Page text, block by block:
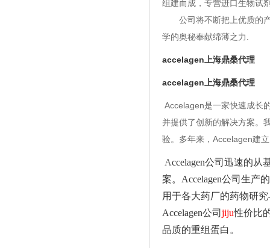
组建而成，专营进口生物试
公司将不断把上优质的
学的奥秘奉献绵薄之力.
accelagen上海鼎桑代理
accelagen上海鼎桑代理
Accelagen是一家快速成长
并提供了创新的解决方案。
验。多年来，Accelagen建
Accelagen公司迅速的从
案。Accelagen公司生产
用于各大药厂的药物研究
Accelagen公司 jiju性价比
品质的重组蛋白。